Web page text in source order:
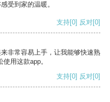
受到家的温暖。
支持[0] 反对[0]
非常容易上手，让我能够快速熟
用这款app。
支持[0] 反对[0]